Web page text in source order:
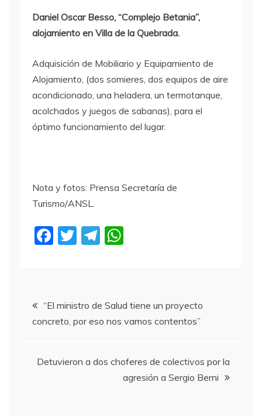
Daniel Oscar Besso, “Complejo Betania”,
alojamiento en Villa de la Quebrada.
Adquisición de Mobiliario y Equipamiento de
Alojamiento, (dos somieres, dos equipos de aire
acondicionado, una heladera, un termotanque,
acolchados y juegos de sabanas), para el
óptimo funcionamiento del lugar.
Nota y fotos: Prensa Secretaría de
Turismo/ANSL.
F
b
o
k
T
T
a
m
A
p
Navegación
de
entradas
“El ministro de Salud tiene un proyecto
concreto, por eso nos vamos contentos”
Detuvieron a dos choferes de colectivos por la
agresión a Sergio Berni